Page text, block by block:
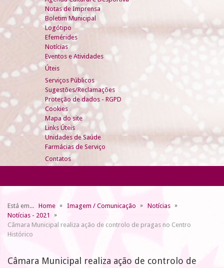
Notas de Imprensa
Boletim Municipal
Logótipo
Efemérides
Notícias
Eventos e Atividades
Úteis
Serviços Públicos
Sugestões/Reclamações
Proteção de dados - RGPD
Cookies
Mapa do site
Links Úteis
Unidades de Saúde
Farmácias de Serviço
Contatos
Está em... Home Imagem / Comunicação
Notícias
Notícias - 2021
Câmara Municipal realiza ação de controlo de pragas no Centro
Histórico
Câmara Municipal realiza ação de controlo de